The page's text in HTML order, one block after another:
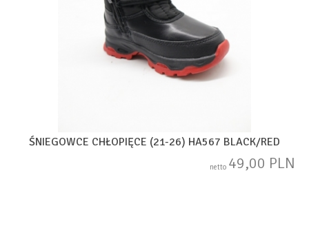
ŚNIEGOWCE CHŁOPIĘCE (21-26) HA567 BLACK/RED
netto 49,00 PLN